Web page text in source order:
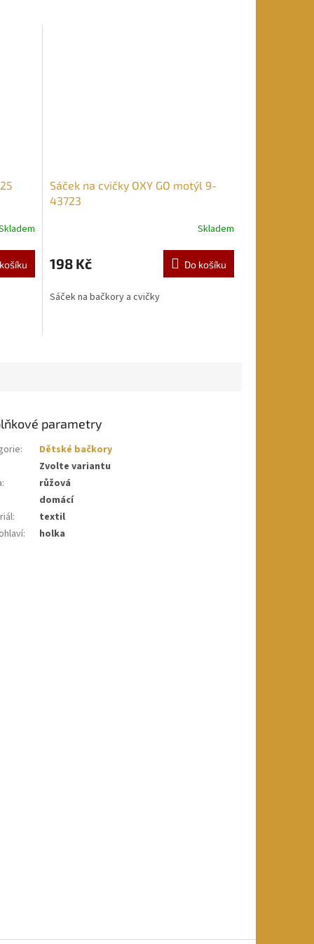
Sáček na cvičky OXY GO motýl 9-
43723
Skladem
198 Kč Do košíku
Sáček na bačkory a cvičky
parametry
:
Dětské bačkory
Zvolte variantu
:
růžová
domácí
:
textil
: holka